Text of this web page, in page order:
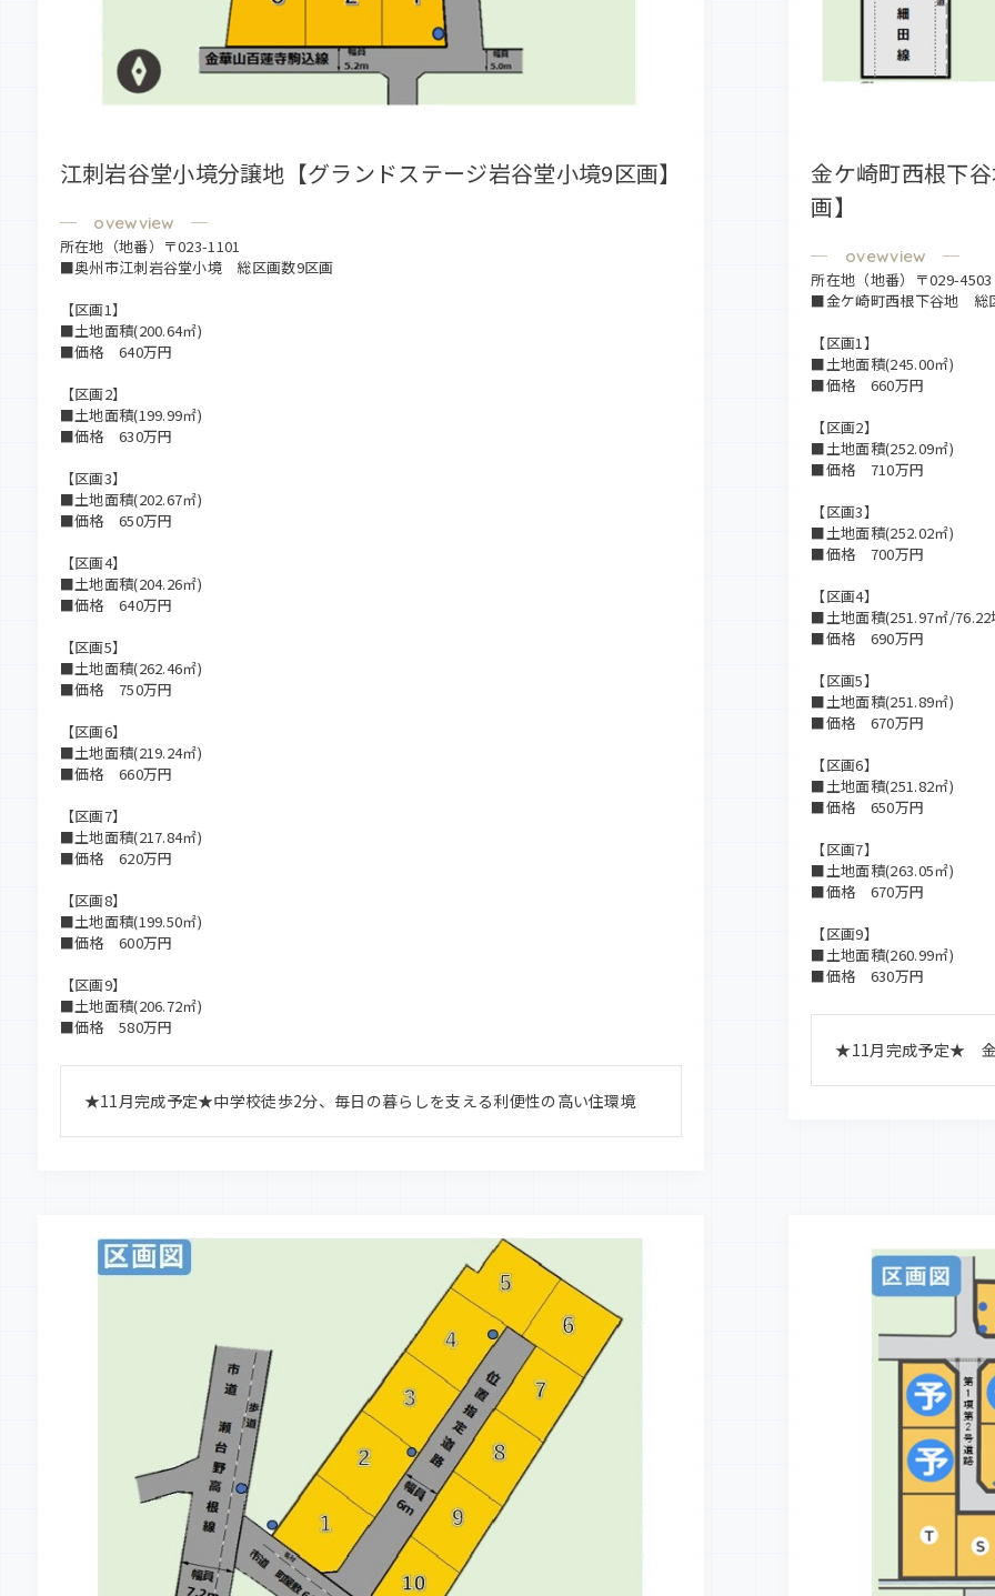
江刺岩谷堂小境分譲地【グランドステージ岩谷堂小境9区画】
所在地（地番）〒023-1101
■奥州市江刺岩谷堂小境 総区画数9区画
【区画1】
■土地面積(200.64㎡)
■価格 640万円
【区画2】
■土地面積(199.99㎡)
■価格 630万円
【区画3】
■土地面積(202.67㎡)
■価格 650万円
【区画4】
■土地面積(204.26㎡)
■価格 640万円
【区画5】
■土地面積(262.46㎡)
■価格 750万円
【区画6】
■土地面積(219.24㎡)
■価格 660万円
【区画7】
■土地面積(217.84㎡)
■価格 620万円
【区画8】
■土地面積(199.50㎡)
■価格 600万円
【区画9】
■土地面積(206.72㎡)
■価格 580万円
★11月完成予定★中学校徒歩2分、毎日の暮らしを支える利便性の高い住環境
金ケ崎町西根下
画】
所在地（地番）〒029-4503
■金ケ崎町西根下谷地 総
【区画1】
■土地面積(245.00㎡)
■価格 660万円
【区画2】
■土地面積(252.09㎡)
■価格 710万円
【区画3】
■土地面積(252.02㎡)
■価格 700万円
【区画4】
■土地面積(251.97㎡/76.22
■価格 690万円
【区画5】
■土地面積(251.89㎡)
■価格 670万円
【区画6】
■土地面積(251.82㎡)
■価格 650万円
【区画7】
■土地面積(263.05㎡)
■価格 670万円
【区画9】
■土地面積(260.99㎡)
■価格 630万円
★11月完成予定★ 金